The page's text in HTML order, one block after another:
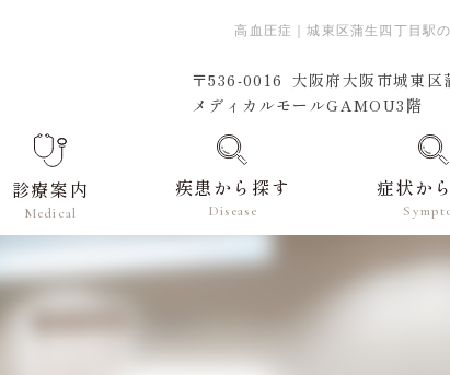
高血圧症｜城東区蒲生四丁目駅
〒536-0016 大阪府大阪市城東区
メディカルモールGAMOU3階
診療案内
Medical
疾患から探す
Disease
症状か